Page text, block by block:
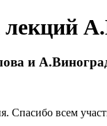
и
Спасибо всем